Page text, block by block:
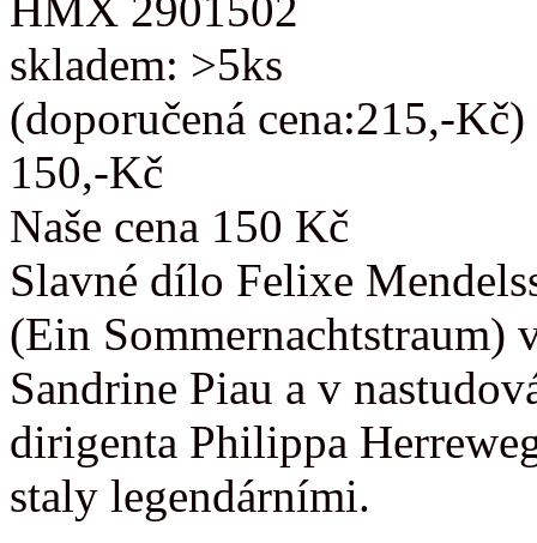
skladem: >5ks
(doporučená cena:215,-Kč)
150,-Kč
Naše cena 150 Kč
Slavné dílo Felixe
(Ein Sommernachtstraum)
Sandrine Piau a v
dirigenta Philippa
staly legendárními.